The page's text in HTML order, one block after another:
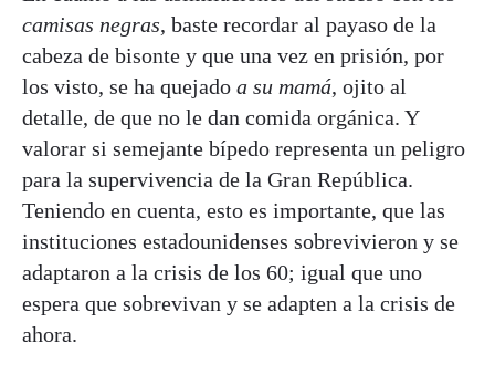
camisas negras, baste recordar al payaso de la
cabeza de bisonte y que una vez en prisión, por
los visto, se ha quejado a su mamá, ojito al
detalle, de que no le dan comida orgánica. Y
valorar si semejante bípedo representa un peligro
para la supervivencia de la Gran República.
Teniendo en cuenta, esto es importante, que las
instituciones estadounidenses sobrevivieron y se
adaptaron a la crisis de los 60; igual que uno
espera que sobrevivan y se adapten a la crisis de
ahora.